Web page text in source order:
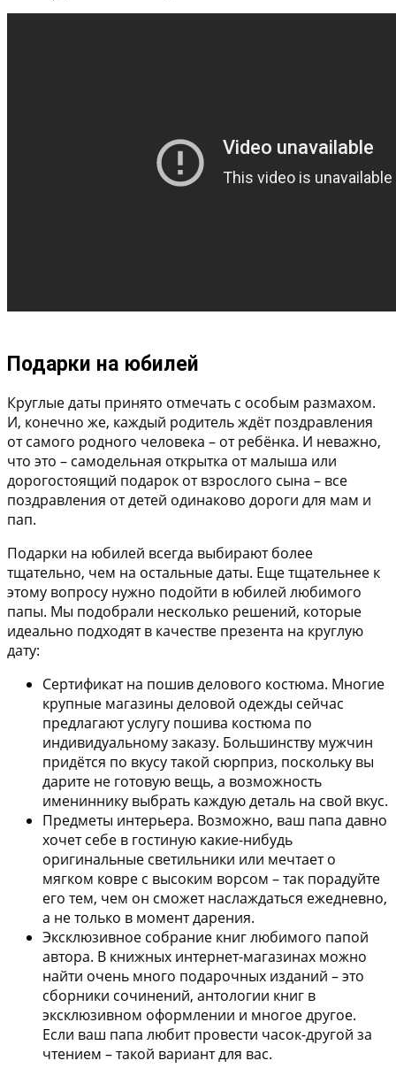
Подарки на юбилей
Круглые даты принято отмечать с особым размахом.
И, конечно же, каждый родитель ждёт поздравления
от самого родного человека – от ребёнка. И неважно,
что это – самодельная открытка от малыша или
дорогостоящий подарок от взрослого сына – все
поздравления от детей одинаково дороги для мам и
пап.
Подарки на юбилей всегда выбирают более
тщательно, чем на остальные даты. Еще тщательнее к
этому вопросу нужно подойти в юбилей любимого
папы. Мы подобрали несколько решений, которые
идеально подходят в качестве презента на круглую
дату:
Сертификат на пошив делового костюма. Многие
крупные магазины деловой одежды сейчас
предлагают услугу пошива костюма по
индивидуальному заказу. Большинству мужчин
придётся по вкусу такой сюрприз, поскольку вы
дарите не готовую вещь, а возможность
имениннику выбрать каждую деталь на свой вкус.
Предметы интерьера. Возможно, ваш папа давно
хочет себе в гостиную какие-нибудь
оригинальные светильники или мечтает о
мягком ковре с высоким ворсом – так порадуйте
его тем, чем он сможет наслаждаться ежедневно,
а не только в момент дарения.
Эксклюзивное собрание книг любимого папой
автора. В книжных интернет-магазинах можно
найти очень много подарочных изданий – это
сборники сочинений, антологии книг в
эксклюзивном оформлении и многое другое.
Если ваш папа любит провести часок-другой за
чтением – такой вариант для вас.